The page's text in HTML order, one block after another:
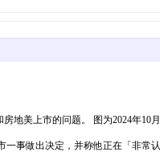
房地美上市的问题。 图为2024年
事做出决定，并称他正在「非